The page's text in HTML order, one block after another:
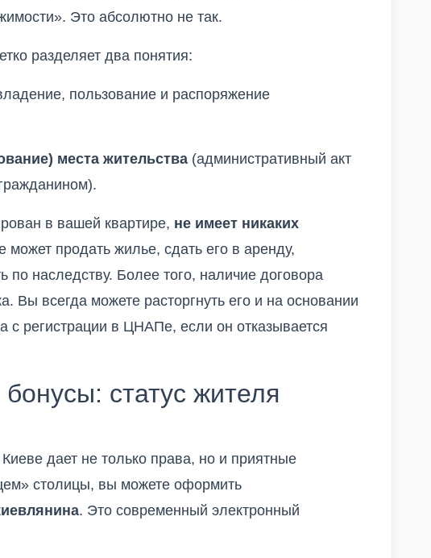
Это абсолютно не так.
разделяет два понятия:
пользование и распоряжение
места жительства (административный акт
в вашей квартире, не имеет никаких
может продать жилье, сдать его в аренду,
по наследству. Более того, наличие договора
Вы всегда можете расторгнуть его и на основании
с регистрации в ЦНАПе, если он отказывается
статус жителя
дает не только права, но и приятные
столицы, вы можете оформить
. Это современный электронный